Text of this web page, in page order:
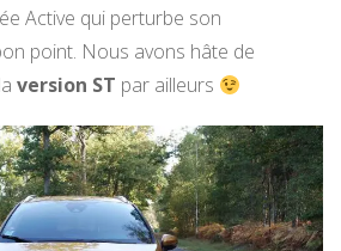
Active qui perturbe son
point. Nous avons hâte de
version ST par ailleurs